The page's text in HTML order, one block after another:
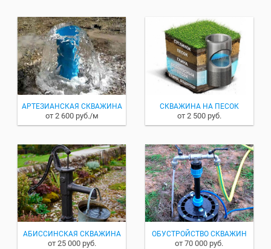
АРТЕЗИАНСКАЯ СКВАЖИНА
от 2 600 руб./м
СКВАЖИНА НА ПЕСОК
от 2 500 руб.
АБИССИНСКАЯ СКВАЖИНА
от 25 000 руб.
ОБУСТРОЙСТВО СКВАЖИН
от 70 000 руб.